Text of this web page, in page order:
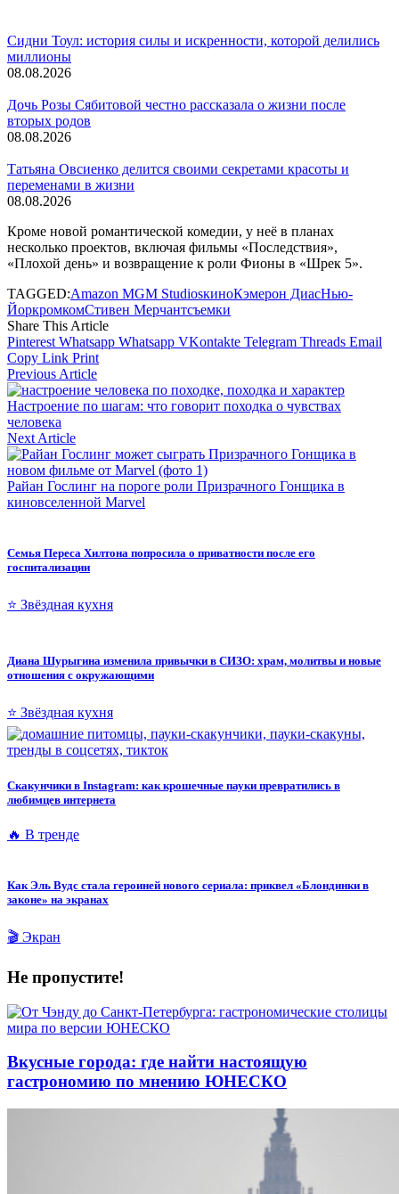
Сидни Тоул: история силы и искренности, которой делились
миллионы
08.08.2026
Дочь Розы Сябитовой честно рассказала о жизни после
вторых родов
08.08.2026
Татьяна Овсиенко делится своими секретами красоты и
переменами в жизни
08.08.2026
Кроме новой романтической комедии, у неё в планах
несколько проектов, включая фильмы «Последствия»,
«Плохой день» и возвращение к роли Фионы в «Шрек 5».
TAGGED:Amazon MGM StudiosкиноКэмерон ДиасНью-
ЙоркромкомСтивен Мерчантсъемки
Share This Article
Pinterest Whatsapp Whatsapp VKontakte Telegram Threads Email
Copy Link Print
Previous Article
Настроение по шагам: что говорит походка о чувствах
человека
Next Article
Райан Гослинг на пороге роли Призрачного Гонщика в
киновселенной Marvel
Семья Переса Хилтона попросила о приватности после его
госпитализации
⭐ Звёздная кухня
Диана Шурыгина изменила привычки в СИЗО: храм, молитвы и новые
отношения с окружающими
⭐ Звёздная кухня
Скакунчики в Instagram: как крошечные пауки превратились в
любимцев интернета
🔥 В тренде
Как Эль Вудс стала героиней нового сериала: приквел «Блондинки в
законе» на экранах
🎬 Экран
Не пропустите!
Вкусные города: где найти настоящую
гастрономию по мнению ЮНЕСКО